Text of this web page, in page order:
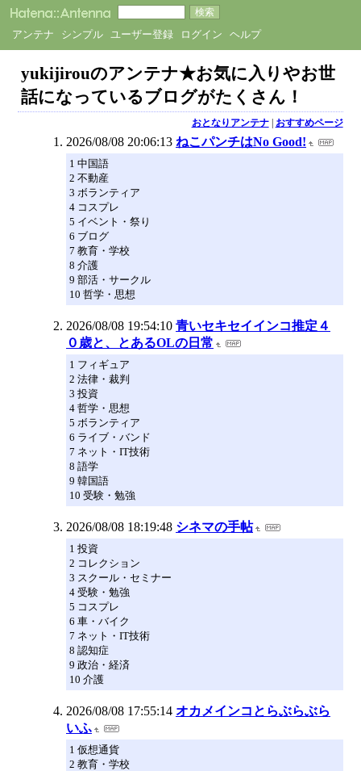
アンテナ シンプル ユーザー登録 ログイン ヘルプ
yukijirouのアンテナ★お気に入りやお世
話になっているブログがたくさん！
おとなりアンテナ| おすすめページ
2026/08/08 20:06:13 ねこパンチはNo Good!
1 中国語
2 不動産
3 ボランティア
4 コスプレ
5 イベント・祭り
6 ブログ
7 教育・学校
8 介護
9 部活・サークル
10 哲学・思想
2026/08/08 19:54:10 青いセキセイインコ推定４
０歳と、とあるOLの日常
1 フィギュア
2 法律・裁判
3 投資
4 哲学・思想
5 ボランティア
6 ライブ・バンド
7 ネット・IT技術
8 語学
9 韓国語
10 受験・勉強
2026/08/08 18:19:48 シネマの手帖
1 投資
2 コレクション
3 スクール・セミナー
4 受験・勉強
5 コスプレ
6 車・バイク
7 ネット・IT技術
8 認知症
9 政治・経済
10 介護
2026/08/08 17:55:14 オカメインコとらぶらぶら
いふ
1 仮想通貨
2 教育・学校